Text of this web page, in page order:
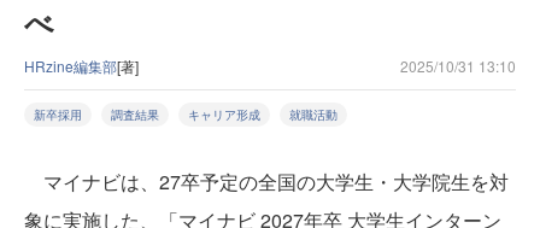
べ
HRzine編集部[著] 2025/10/31 13:10
新卒採用 調査結果 キャリア形成 就職活動
マイナビは、27卒予定の全国の大学生・大学院生を対
象に実施した、「マイナビ 2027年卒 大学生インターン